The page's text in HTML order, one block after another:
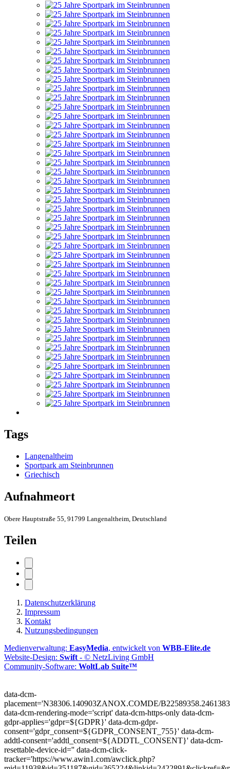
Tags
Langenaltheim
Sportpark am Steinbrunnen
Griechisch
Aufnahmeort
Obere Hauptstraße 55, 91799 Langenaltheim, Deutschland
Teilen
Datenschutzerklärung
Impressum
Kontakt
Nutzungsbedingungen
Medienverwaltung: EasyMedia, entwickelt von WBB-Elite.de
Website-Design: Swift - © NetzLiving GmbH
Community-Software: WoltLab Suite™
data-dcm-
placement='N38306.140903ZANOX.COMDE/
data-dcm-rendering-mode='script' data-dcm-https-only data-dcm-
gdpr-applies='gdpr=${GDPR}' data-dcm-gdpr-
consent='gdpr_consent=${GDPR_CONSENT_755}' data-dcm-
addtl-consent='addtl_consent=${ADDTL_CONSENT}' data-dcm-
resettable-device-id='' data-dcm-click-
tracker='https://www.awin1.com/awclick.php?